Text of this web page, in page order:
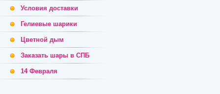
Условия доставки
Гелиевые шарики
Цветной дым
Заказать шары в СПБ
14 Февраля